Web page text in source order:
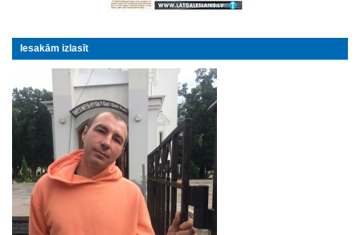
Iesakām izlasīt